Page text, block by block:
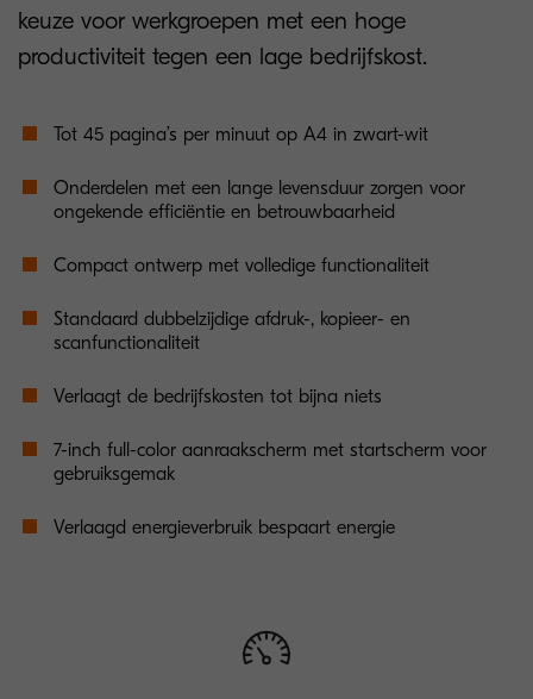
keuze voor werkgroepen met een hoge
productiviteit tegen een lage bedrijfskost.
Tot 45 pagina’s per minuut op A4 in zwart-wit
Onderdelen met een lange levensduur zorgen voor
ongekende efficiëntie en betrouwbaarheid
Compact ontwerp met volledige functionaliteit
Standaard dubbelzijdige afdruk-, kopieer- en
scanfunctionaliteit
Verlaagt de bedrijfskosten tot bijna niets
7-inch full-color aanraakscherm met startscherm voor
gebruiksgemak
Verlaagd energieverbruik bespaart energie